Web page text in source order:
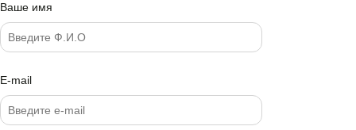
Ваше имя
E-mail